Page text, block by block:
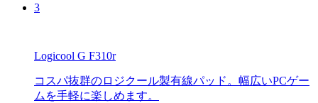
3
Logicool G F310r
コスパ抜群のロジクール製有線パッド。幅広いPCゲー
ムを手軽に楽しめます。